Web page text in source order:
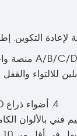
4. أضواء ذراع LED، رفوف، لوحات فتحات، منصة دعم تلفاز.